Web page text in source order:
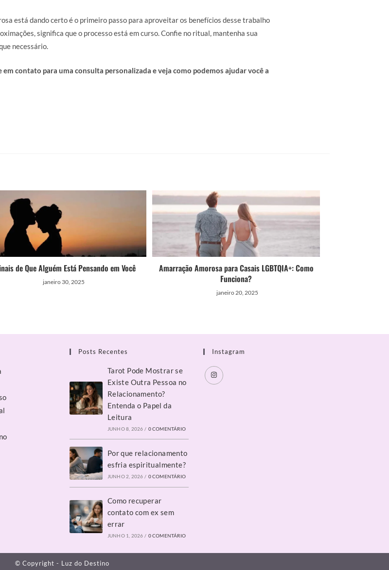
está dando certo é o primeiro passo para aproveitar os benefícios desse trabalho
significa que o processo está em curso. Confie no ritual, mantenha sua
necessário.
contato para uma consulta personalizada e veja como podemos ajudar você a
de Que Alguém Está Pensando em Você
janeiro 30, 2025
Amarração Amorosa para Casais LGBTQIA+: Como
Funciona?
janeiro 20, 2025
Posts Recentes
Tarot Pode Mostrar se
Existe Outra Pessoa no
Relacionamento?
Entenda o Papel da
Leitura
JUNHO 8, 2026 / 0 COMENTÁRIO
Por que relacionamento
esfria espiritualmente?
JUNHO 2, 2026 / 0 COMENTÁRIO
Como recuperar
contato com ex sem
errar
JUNHO 1, 2026 / 0 COMENTÁRIO
Instagram
© Copyright - Luz do Destino